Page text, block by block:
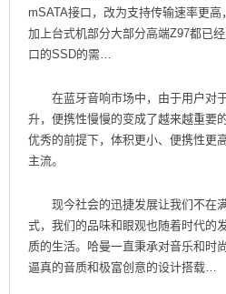
mSATA接口，改为支持传输速率更
加上台式机部分大部分高端Z97都已
口的SSD的需…
在蓝牙音响市场中，由于用户对
升，便携性慢慢的变成了越来越重要
优秀的前提下，体积更小、便携性更
主流。
现今社会的迅捷发展让我们不在
式，我们的品味和眼观也随着时代的
质的生活。哈曼一直秉承对音乐和时
逼真的音质和极富创意的设计搭载…